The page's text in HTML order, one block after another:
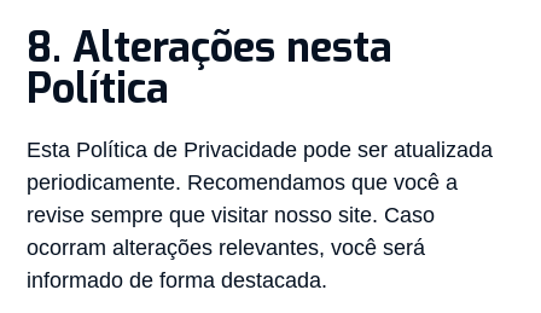
8. Alterações nesta
Política
Esta Política de Privacidade pode ser atualizada
periodicamente. Recomendamos que você a
revise sempre que visitar nosso site. Caso
ocorram alterações relevantes, você será
informado de forma destacada.